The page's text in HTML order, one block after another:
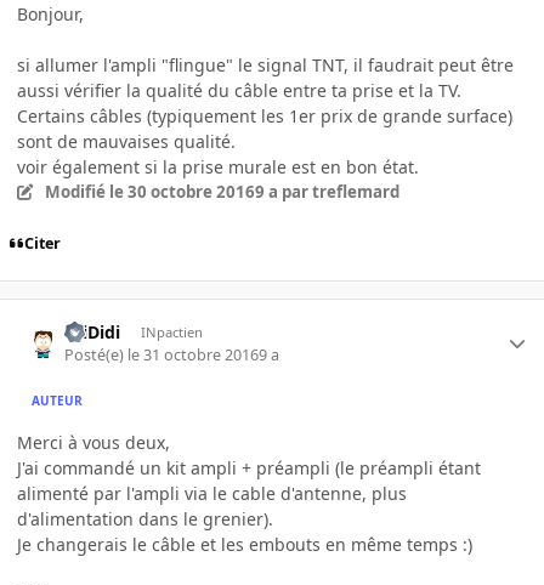
Bonjour,
si allumer l'ampli "flingue" le signal TNT, il faudrait peut être
aussi vérifier la qualité du câble entre ta prise et la TV.
Certains câbles (typiquement les 1er prix de grande surface)
sont de mauvaises qualité.
voir également si la prise murale est en bon état.
Modifié le 30 octobre 20169 a par treflemard
Citer
PtiDidi INpactien
Posté(e) le 31 octobre 20169 a
AUTEUR
Merci à vous deux,
J'ai commandé un kit ampli + préampli (le préampli étant
alimenté par l'ampli via le cable d'antenne, plus
d'alimentation dans le grenier).
Je changerais le câble et les embouts en même temps :)